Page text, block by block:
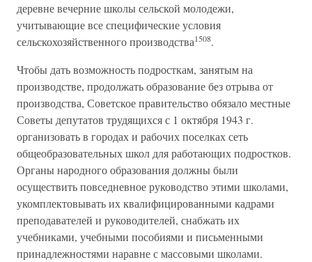
деревне вечерние школы сельской молодежи,
учитывающие все специфические условия
сельскохозяйственного производства1508.
Чтобы дать возможность подросткам, занятым на
производстве, продолжать образование без отрыва от
производства, Советское правительство обязало местные
Советы депутатов трудящихся с 1 октября 1943 г.
организовать в городах и рабочих поселках сеть
общеобразовательных школ для работающих подростков.
Органы народного образования должны были
осуществить повседневное руководство этими школами,
укомплектовывать их квалифицированными кадрами
преподавателей и руководителей, снабжать их
учебниками, учебными пособиями и письменными
принадлежностями наравне с массовыми школами.